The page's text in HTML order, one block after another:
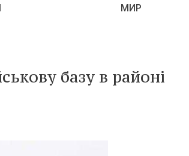
МИР
базу в районі